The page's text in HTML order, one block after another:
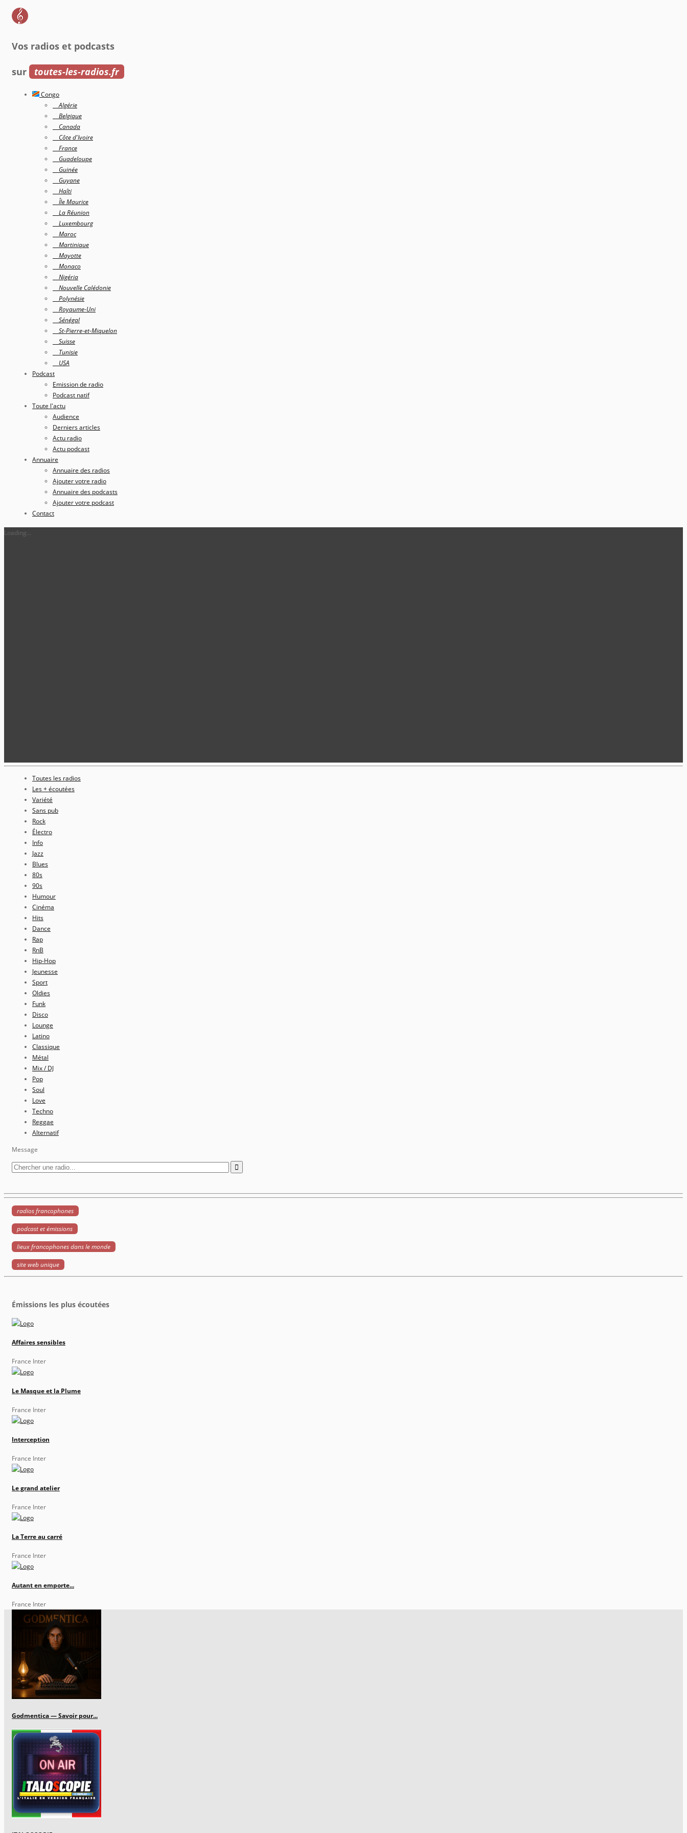
Vos radios et podcasts
sur toutes-les-radios.fr
Congo
Algérie
Belgique
Canada
Côte d'Ivoire
France
Guadeloupe
Guinée
Guyane
Haîti
Île Maurice
La Réunion
Luxembourg
Maroc
Martinique
Mayotte
Monaco
Nigéria
Nouvelle Calédonie
Polynésie
Royaume-Uni
Sénégal
St-Pierre-et-Miquelon
Suisse
Tunisie
USA
Podcast
Emission de radio
Podcast natif
Toute l'actu
Audience
Derniers articles
Actu radio
Actu podcast
Annuaire
Annuaire des radios
Ajouter votre radio
Annuaire des podcasts
Ajouter votre podcast
Contact
Loading...
Toutes les radios
Les + écoutées
Variété
Sans pub
Rock
Électro
Info
Jazz
Blues
80s
90s
Humour
Cinéma
Hits
Dance
Rap
RnB
Hip-Hop
Jeunesse
Sport
Oldies
Funk
Disco
Lounge
Latino
Classique
Métal
Mix / DJ
Pop
Soul
Love
Techno
Reggae
Alternatif
Message
radios francophones
podcast et émissions
lieux francophones dans le monde
site web unique
Émissions les plus écoutées
Affaires sensibles
France Inter
Le Masque et la Plume
France Inter
Interception
France Inter
Le grand atelier
France Inter
La Terre au carré
France Inter
Autant en emporte...
France Inter
Godmentica — Savoir pour...